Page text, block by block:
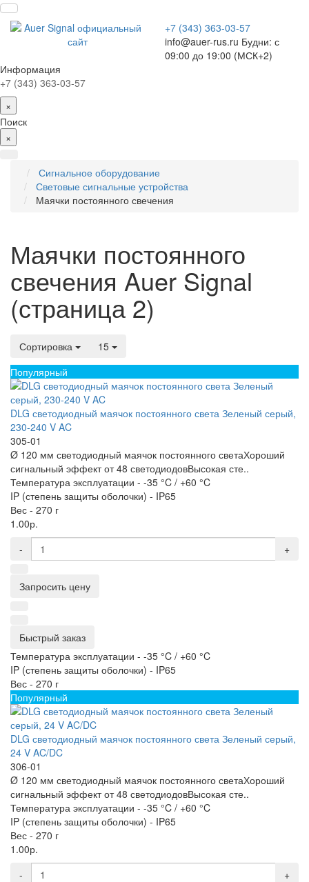
+7 (343) 363-03-57
info@auer-rus.ru Будни: с
09:00 до 19:00 (МСК+2)
Информация
+7 (343) 363-03-57
×
Поиск
×
Сигнальное оборудование
Световые сигнальные устройства
Маячки постоянного свечения
Маячки постоянного
свечения Auer Signal
(страница 2)
Сортировка
15
Популярный
DLG светодиодный маячок постоянного света Зеленый серый,
230-240 V AC
305-01
Ø 120 мм светодиодный маячок постоянного светаХороший
сигнальный эффект от 48 светодиодовВысокая сте..
Температура эксплуатации - -35 °C / +60 °C
IP (степень защиты оболочки) - IP65
Вес - 270 г
1.00р.
-
+
Запросить цену
Быстрый заказ
Температура эксплуатации - -35 °C / +60 °C
IP (степень защиты оболочки) - IP65
Вес - 270 г
Популярный
DLG светодиодный маячок постоянного света Зеленый серый,
24 V AC/DC
306-01
Ø 120 мм светодиодный маячок постоянного светаХороший
сигнальный эффект от 48 светодиодовВысокая сте..
Температура эксплуатации - -35 °C / +60 °C
IP (степень защиты оболочки) - IP65
Вес - 270 г
1.00р.
-
+